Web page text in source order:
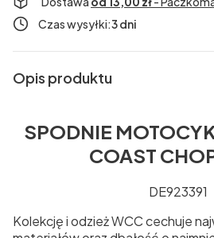
Czas wysyłki:3 dni
Opis produktu
SPODNIE
COAST
DE923391
Kolekcję i odzież WCC cechuje